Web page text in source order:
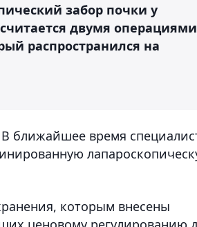
забор почки у
двумя
распространился на
ближайшее время
которым внесены